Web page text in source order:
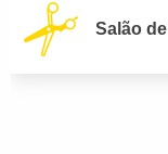
Salão